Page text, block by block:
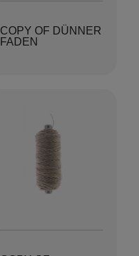
COPY OF DÜNNER
FADEN